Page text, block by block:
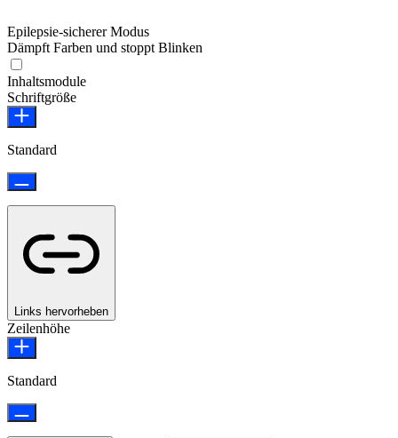
Epilepsie-sicherer Modus
Dämpft Farben und stoppt Blinken
Inhaltsmodule
Schriftgröße
Standard
Links hervorheben
Zeilenhöhe
Standard